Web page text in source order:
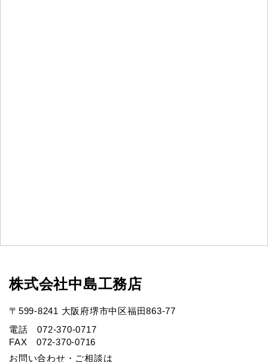
株式会社中島工務店
〒599-8241 大阪府堺市中区福田863-77
電話 072-370-0717
FAX 072-370-0716
お問い合わせ・ご相談は